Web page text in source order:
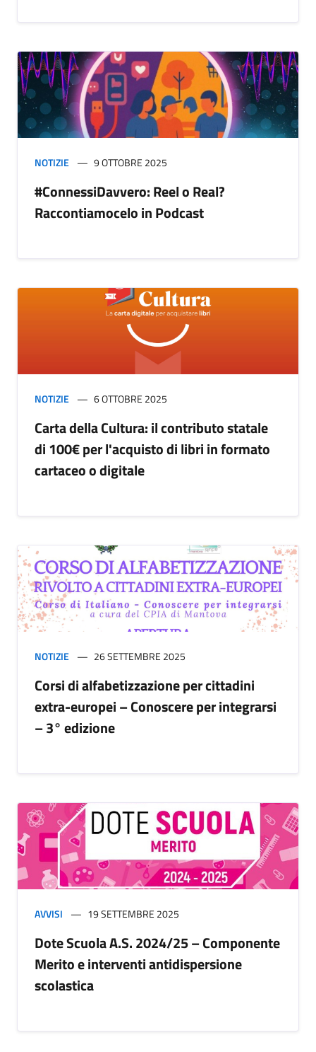
NOTIZIE 9 OTTOBRE 2025
#ConnessiDavvero: Reel o Real?
Raccontiamocelo in Podcast
NOTIZIE 6 OTTOBRE 2025
Carta della Cultura: il contributo statale
di 100€ per l'acquisto di libri in formato
cartaceo o digitale
NOTIZIE 26 SETTEMBRE 2025
Corsi di alfabetizzazione per cittadini
extra-europei – Conoscere per integrarsi
– 3° edizione
AVVISI 19 SETTEMBRE 2025
Dote Scuola A.S. 2024/25 – Componente
Merito e interventi antidispersione
scolastica